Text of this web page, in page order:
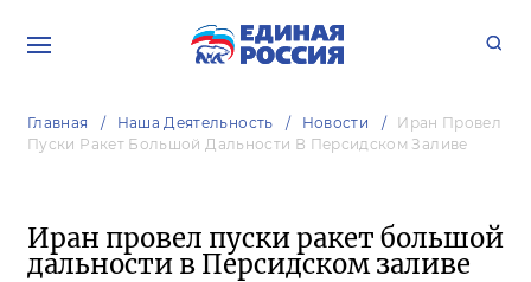
Главная Наша Деятельность Новости
Иран Провел
Пуски Ракет Большой Дальности В Персидском Заливе
Иран провел пуски ракет большой
дальности в Персидском заливе